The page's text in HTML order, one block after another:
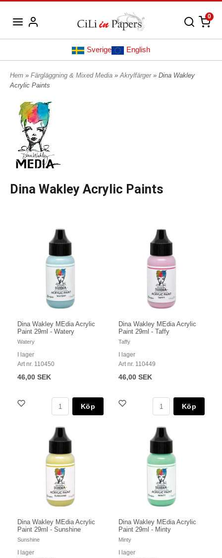
0
Sverige English
Hem » Färgläggning & Mixed Media »Akrylfärger » Dina Wakley
Acrylic Paints
Dina Wakley Acrylic Paints
Dina Wakley MEdia Acrylic
Paint 29ml - Watery
Watery
I lager
Art nr. 110450
46,00 SEK
Köp
Dina Wakley MEdia Acrylic
Paint 29ml - Taffy
Taffy
I lager
Art nr. 110449
46,00 SEK
Köp
Dina Wakley MEdia Acrylic
Paint 29ml - Sunshine
Sunshine
I lager
Dina Wakley MEdia Acrylic
Paint 29ml - Minty
Minty
I lager